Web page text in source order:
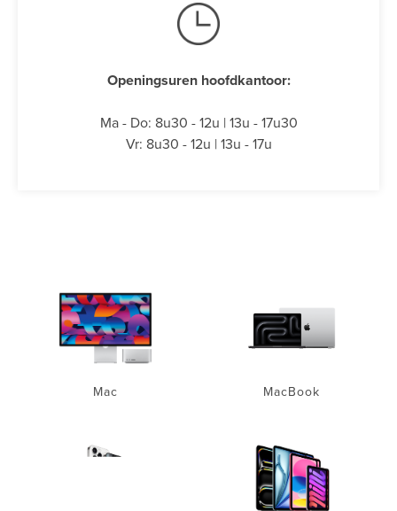
Openingsuren hoofdkantoor:
Ma - Do: 8u30 - 12u | 13u - 17u30
Vr: 8u30 - 12u | 13u - 17u
Mac MacBook